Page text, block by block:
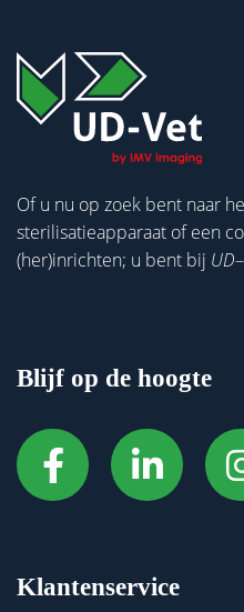
Of u nu op zoek bent naar
sterilisatieapparaat of een
(her)inrichten; u bent bij UD–
Blijf op de hoogte
Klantenservice